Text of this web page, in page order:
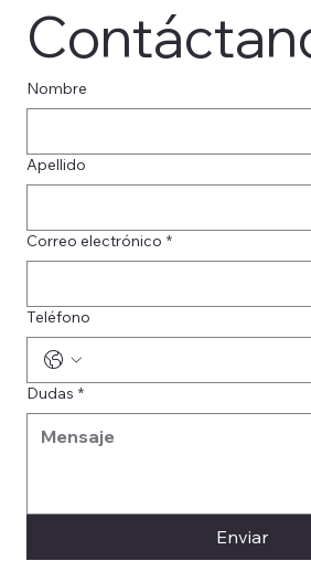
Nombre
Apellido
Correo electrónico *
Teléfono
Dudas *
Enviar